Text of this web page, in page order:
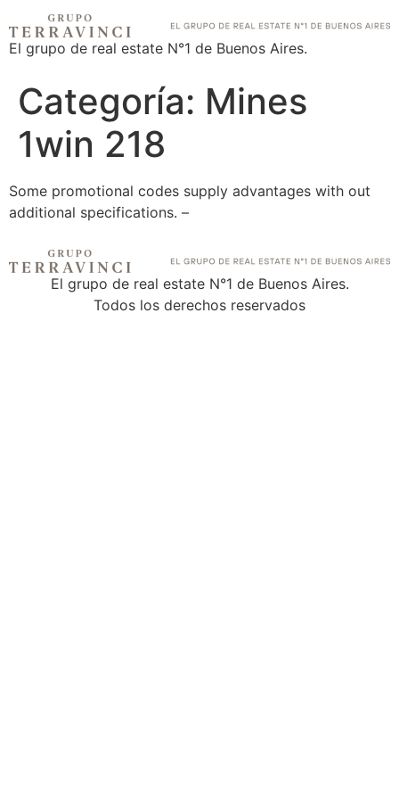
El grupo de real estate N°1 de Buenos Aires.
Categoría: Mines
1win 218
Some promotional codes supply advantages with out
additional specifications. –
El grupo de real estate N°1 de Buenos Aires.
Todos los derechos reservados